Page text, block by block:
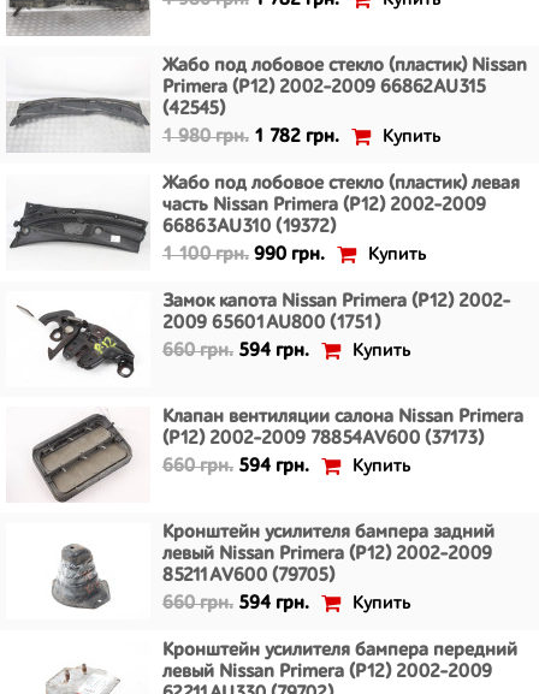
Жабо под лобовое стекло (пластик) Nissan
Primera (P12) 2002-2009 66862AU315
(42545)
1 980 грн. 1 782 грн. Купить
Жабо под лобовое стекло (пластик) левая
часть Nissan Primera (P12) 2002-2009
66863AU310 (19372)
1 100 грн. 990 грн. Купить
Замок капота Nissan Primera (P12) 2002-
2009 65601AU800 (1751)
660 грн. 594 грн. Купить
Клапан вентиляции салона Nissan Primera
(P12) 2002-2009 78854AV600 (37173)
660 грн. 594 грн. Купить
Кронштейн усилителя бампера задний
левый Nissan Primera (P12) 2002-2009
85211AV600 (79705)
660 грн. 594 грн. Купить
Кронштейн усилителя бампера передний
левый Nissan Primera (P12) 2002-2009